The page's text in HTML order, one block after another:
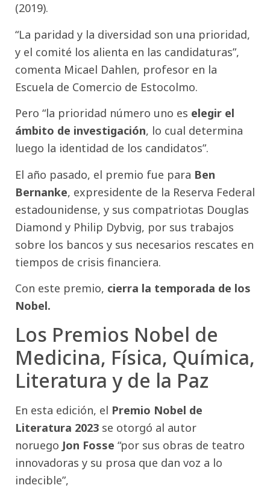
(2019).
“La paridad y la diversidad son una prioridad,
y el comité los alienta en las candidaturas”,
comenta Micael Dahlen, profesor en la
Escuela de Comercio de Estocolmo.
Pero “la prioridad número uno es elegir el
ámbito de investigación, lo cual determina
luego la identidad de los candidatos”.
El año pasado, el premio fue para Ben
Bernanke, expresidente de la Reserva Federal
estadounidense, y sus compatriotas Douglas
Diamond y Philip Dybvig, por sus trabajos
sobre los bancos y sus necesarios rescates en
tiempos de crisis financiera.
Con este premio, cierra la temporada de los
Nobel.
Los Premios Nobel de
Medicina, Física, Química,
Literatura y de la Paz
En esta edición, el Premio Nobel de
Literatura 2023 se otorgó al autor
noruego Jon Fosse “por sus obras de teatro
innovadoras y su prosa que dan voz a lo
indecible”,